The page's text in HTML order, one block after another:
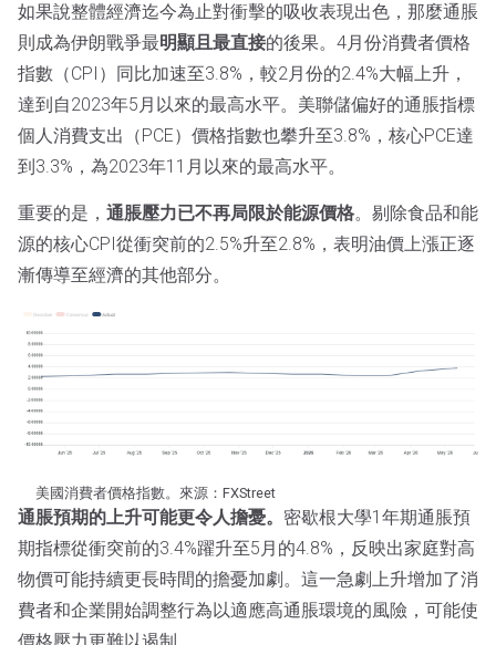
如果說整體經濟迄今為止對衝擊的吸收表現出色，那麼通脹
則成為伊朗戰爭最明顯且最直接的後果。4月份消費者價格
指數（CPI）同比加速至3.8%，較2月份的2.4%大幅上升，
達到自2023年5月以來的最高水平。美聯儲偏好的通脹指標
個人消費支出（PCE）價格指數也攀升至3.8%，核心PCE達
到3.3%，為2023年11月以來的最高水平。
重要的是， 通脹壓力已不再局限於能源價格。剔除食品和能
源的核心CPI從衝突前的2.5%升至2.8%，表明油價上漲正逐
漸傳導至經濟的其他部分。
美國消費者價格指數。來源：FXStreet
通脹預期的上升可能更令人擔憂。 密歇根大學1年期通脹預
期指標從衝突前的3.4%躍升至5月的4.8%，反映出家庭對高
物價可能持續更長時間的擔憂加劇。這一急劇上升增加了消
費者和企業開始調整行為以適應高通脹環境的風險，可能使
價格壓力更難以遏制。